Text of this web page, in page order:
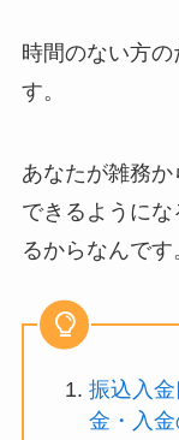
時間のない方
す。
あなたが雑務
できるように
るからなんです
振込入
金・入